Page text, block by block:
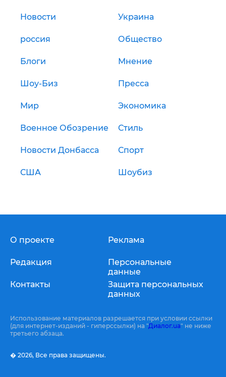
Новости Украина
россия Общество
Блоги Мнение
Шоу-Биз Пресса
Мир Экономика
Военное Обозрение Стиль
Новости Донбасса Спорт
США Шоубиз
О проекте
Редакция
Контакты
Реклама
Персональные
данные
Защита персональных
данных
Использование материалов разрешается при условии ссылки
(для интернет-изданий - гиперссылки) на "Диалог.ua" не ниже
третьего абзаца.
� 2026, Все права защищены.